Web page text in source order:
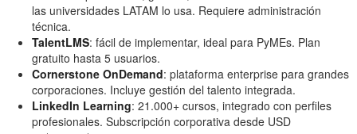
las universidades LATAM lo usa. Requiere administración
técnica.
TalentLMS: fácil de implementar, ideal para PyMEs. Plan
gratuito hasta 5 usuarios.
Cornerstone OnDemand: plataforma enterprise para grandes
corporaciones. Incluye gestión del talento integrada.
LinkedIn Learning: 21.000+ cursos, integrado con perfiles
profesionales. Subscripción corporativa desde USD